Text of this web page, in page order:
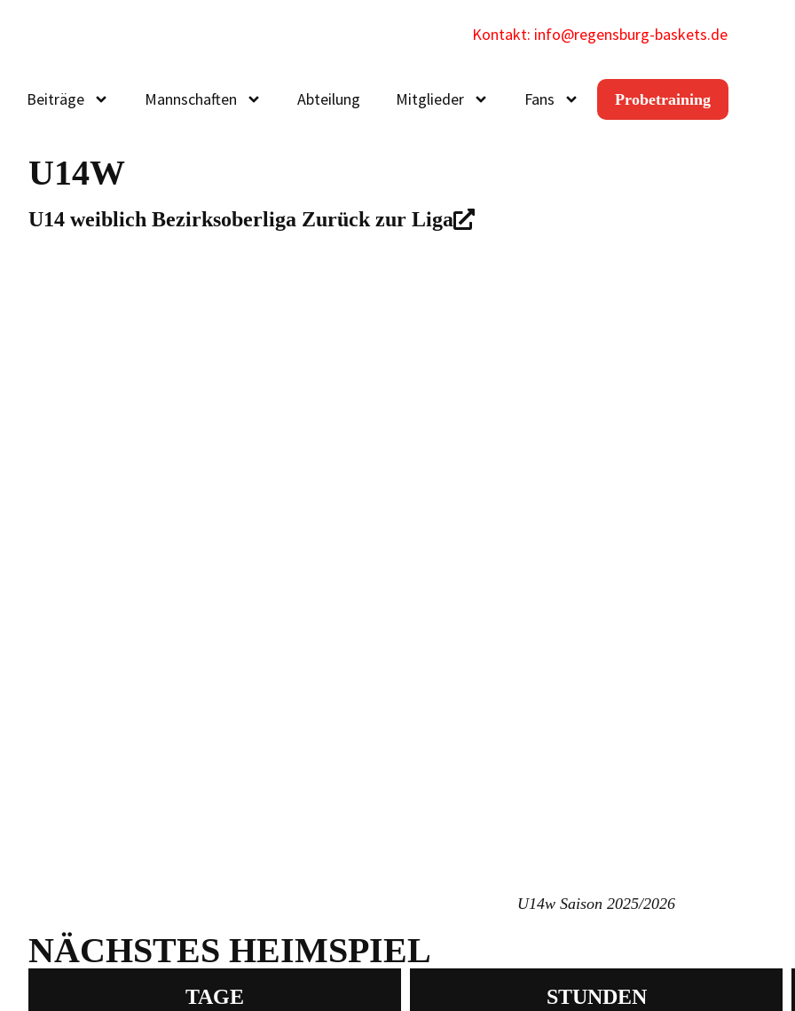
Kontakt: info@regensburg-baskets.de
Beiträge Mannschaften Abteilung Mitglieder Fans Probetraining
U14W
U14 weiblich Bezirksoberliga Zurück zur Liga
U14w Saison 2025/2026
NÄCHSTES HEIMSPIEL
TAGE STUNDEN